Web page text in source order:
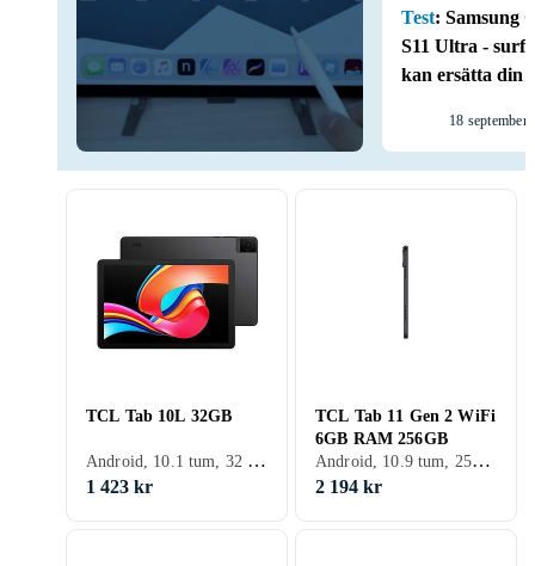
Test: Samsung
S11 Ultra -
kan ersätta din
18 september
TCL Tab 10L 32GB
Android, 10.1 tum, 32 GB, 2023, 2GB
1 423 kr
TCL Tab 11 Gen 2 WiFi
6GB RAM 256GB
Android, 10.9 tum, 256 GB, 2025, 6GB
2 194 kr